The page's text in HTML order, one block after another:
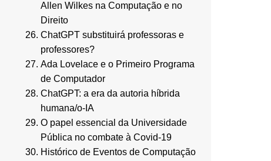
Allen Wilkes na Computação e no
Direito
ChatGPT substituirá professoras e
professores?
Ada Lovelace e o Primeiro Programa
de Computador
ChatGPT: a era da autoria híbrida
humana/o-IA
O papel essencial da Universidade
Pública no combate à Covid-19
Histórico de Eventos de Computação